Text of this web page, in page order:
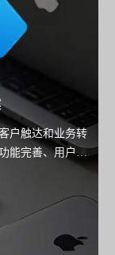
户触达和业务转
能完善、用户体
现品牌传播、用